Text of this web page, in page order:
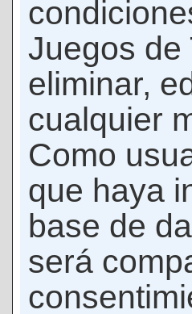
Juegos de
eliminar,
cualquier
Como
que haya
base de
será